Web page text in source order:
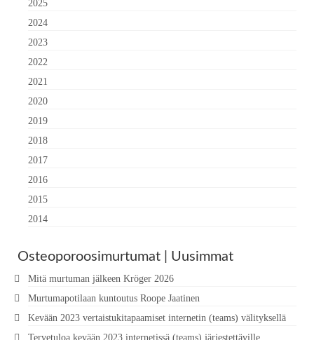
2025
2024
2023
2022
2021
2020
2019
2018
2017
2016
2015
2014
Osteoporoosimurtumat | Uusimmat
Mitä murtuman jälkeen Kröger 2026
Murtumapotilaan kuntoutus Roope Jaatinen
Kevään 2023 vertaistukitapaamiset internetin (teams) välityksellä
Tervetuloa kevään 2023 internetissä (teams) järjestettäville